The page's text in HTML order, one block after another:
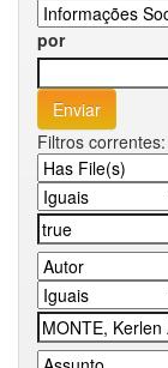
por
Filtros correntes: